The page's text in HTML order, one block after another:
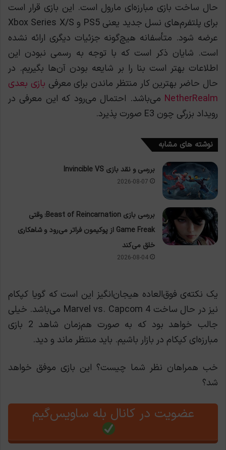
حال ساخت بازی مبارزه‌ای مارول است. این بازی قرار است
برای پلتفرم‌های نسل جدید یعنی PS5 و Xbox Series X/S
عرضه شود. متأسفانه هیچ‌گونه جزئیات دیگری ارائه نشده
است. شایان ذکر است که با توجه به رسمی نبودن این
اطلاعات بهتر است بنا را بر شایعه بودن آن‌ها بگیریم. در
حال حاضر بهترین کار منتظر ماندن برای معرفی بازی بعدی
NetherRealm می‌باشد. احتمال می‌رود که این معرفی در
رویداد بزرگی چون E3 صورت پذیرد.
نوشته های مشابه
بررسی و نقد بازی Invincible VS
2026-08-07
بررسی بازی Beast of Reincarnation: وقتی
Game Freak از پوکیمون فراتر می‌رود و شاهکاری
خلق می‌کند
2026-08-04
یک نکته‌ی فوق‌العاده هیجان‌انگیز این است که گویا کپکام
نیز در حال ساخت Marvel vs. Capcom 4 می‌باشد. خیلی
جالب خواهد بود که به صورت هم‌زمان شاهد 2 بازی
مبارزه‌ای کپکام در بازار باشیم. باید منتظر ماند و دید.
خب همراهان نظر شما چیست؟ این بازی موفق خواهد
شد؟
عضویت در کانال بله ساویس‌گیم